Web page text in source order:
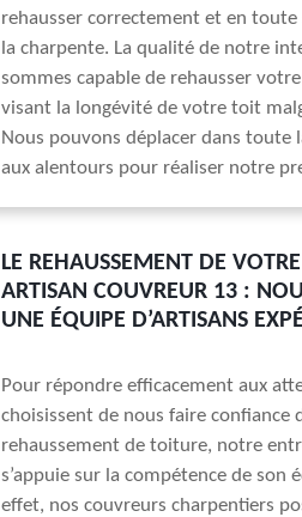
rehausser correctement et en
la charpente. La qualité de notre
sommes capable de rehausser
visant la longévité de votre toit
Nous pouvons déplacer dans toute
aux alentours pour réaliser notre
LE REHAUSSEMENT DE
ARTISAN COUVREUR 13 :
UNE ÉQUIPE D’ARTISANS
Pour répondre efficacement aux
choisissent de nous faire confiance
rehaussement de toiture, notre
s’appuie sur la compétence de son
effet, nos couvreurs charpentiers